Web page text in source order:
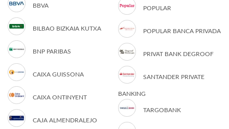
BBVA
BILBAO BIZKAIA KUTXA
BNP PARIBAS
CAIXA GUISSONA
CAIXA ONTINYENT
CAJA ALMENDRALEJO
POPULAR
POPULAR BANCA PRIVADA
PRIVAT BANK DEGROOF
SANTANDER PRIVATE
BANKING
TARGOBANK